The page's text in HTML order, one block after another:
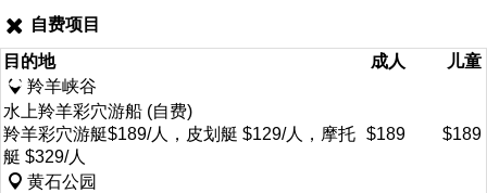
自费项目
目的地
成人
儿童
羚羊峡谷
水上羚羊彩穴游船 (自费)
羚羊彩穴游艇$189/人，皮划艇 $129/人，摩托
艇 $329/人
$189 $189
黄石公园